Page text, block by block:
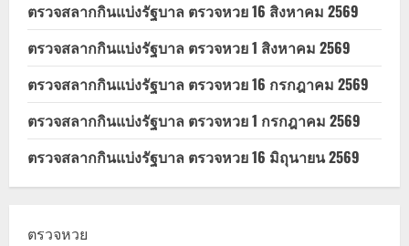
ตรวจสลากกินแบ่งรัฐบาล ตรวจหวย 16 สิงหาคม 2569
ตรวจสลากกินแบ่งรัฐบาล ตรวจหวย 1 สิงหาคม 2569
ตรวจสลากกินแบ่งรัฐบาล ตรวจหวย 16 กรกฎาคม 2569
ตรวจสลากกินแบ่งรัฐบาล ตรวจหวย 1 กรกฎาคม 2569
ตรวจสลากกินแบ่งรัฐบาล ตรวจหวย 16 มิถุนายน 2569
ตรวจหวย